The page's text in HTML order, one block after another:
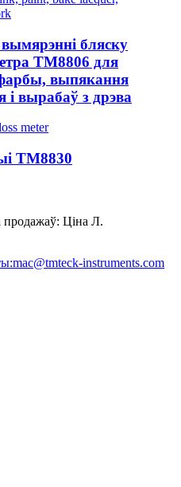
бляску
TM8806 для
выпякання
вырабаў з дрэва
TM8830
продажаў: Ціна Л.
mac@tmteck-instruments.com